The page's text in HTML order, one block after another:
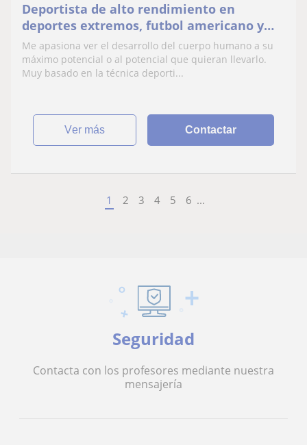
Deportista de alto rendimiento en
deportes extremos, futbol americano y
triatlon
Me apasiona ver el desarrollo del cuerpo humano a su
máximo potencial o al potencial que quieran llevarlo.
Muy basado en la técnica deporti...
ver más Contactar
1 2 3 4 5 6 ...
Seguridad
Contacta con los profesores mediante nuestra
mensajería